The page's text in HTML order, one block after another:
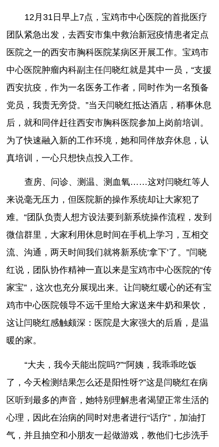
12月31日早上7点，宝鸡市中心医院的首批医疗
团队紧急出发，去西安市集中救治新冠疫情患者定点
医院之一的西安市胸科医院某病区开展工作。宝鸡市
中心医院肿瘤内科副主任闫晓红就是其中一员，“支援
西安抗疫，作为一名医务工作者，同时作为一名预备
党员，我责无旁贷。”当天闫晓红抵达酒店，稍事休息
后，就和同伴赶往西安市胸科医院参加上岗前培训。
为了快速融入新的工作环境，她和同伴放弃休息，认
真培训，一心只想快点投入工作。
查房、问诊、测温、测血氧……这对闫晓红等人
来说毫无压力，但医院新的操作系统却让大家犯了
难。“团队负责人想方设法要到新系统操作流程，发到
微信群里，大家利用休息时间在手机上学习，互相交
流、沟通，两天时间我们就将新系统‘拿下’了。”闫晓
红说，团队协作精神一直以来是宝鸡市中心医院的“传
家宝”，这次也充分展现出来。让闫晓红暖心的还有宝
鸡市中心医院领导不远千里给大家送来牛奶和果饮，
这让闫晓红感触颇深：医院是大家强大的后盾，是温
暖的家。
“大夫，我今天能出院吗?”“阿姨，我乖乖吃饭
了，今天检测结果怎么还是阳性呀?”这是闫晓红在病
区听到最多的声音，她特别理解患者渴望正常生活的
心理，因此在治病的同时对患者进行“话疗”，加油打
气，并且抽空和小朋友一起做游戏，教他们七步洗手